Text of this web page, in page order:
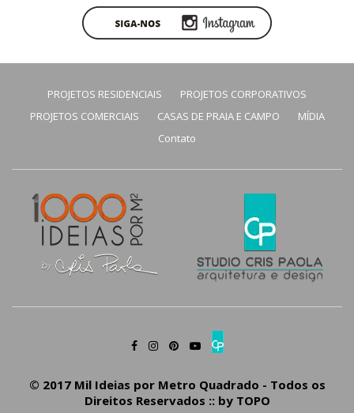
PROJETOS RESIDENCIAIS
PROJETOS CORPORATIVOS
PROJETOS COMERCIAIS
CASAS DE PRAIA E CAMPO
MÍDIA
Contato
© 2017 Mil Ideias por Metro Quadrado - Todos os
Direitos Reservados :: by TOPO